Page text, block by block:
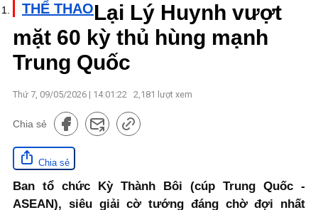
THỂ THAOLại Lý Huynh vượt
mặt 60 kỳ thủ hùng mạnh
Trung Quốc
Thứ 7, 09/05/2026 | 14:01:22 2,181 lượt xem
Chia sẻ
Chia sẻ
Ban tổ chức Kỳ Thành Bôi (cúp Trung Quốc -
ASEAN), siêu giải cờ tướng đáng chờ đợi nhất